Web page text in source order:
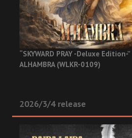
“SKYWARD PRAY -Deluxe Edition-”
ALHAMBRA (WLKR-0109)
2026/3/4 release